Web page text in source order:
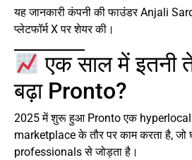
यह जानकारी कंपनी की फाउंडर Anjali
प्लेटफॉर्म X पर शेयर की।
एक साल में इतनी
बढ़ा Pronto?
2025 में शुरू हुआ Pronto एक
marketplace के तौर पर काम करता है, जो
professionals से जोड़ता है।